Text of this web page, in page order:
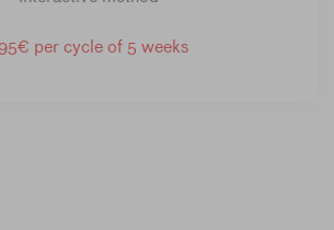
per cycle of 5 weeks